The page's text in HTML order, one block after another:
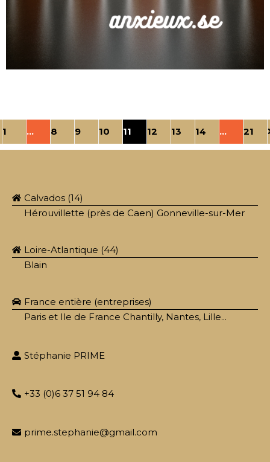
1 … 8 9 10 11 12 13 14 … 21
Calvados (14)
Hérouvillette (près de Caen) Gonneville-sur-Mer
Loire-Atlantique (44)
Blain
France entière (entreprises)
Paris et Ile de France Chantilly, Nantes, Lille...
Stéphanie PRIME
+33 (0)6 37 51 94 84
prime.stephanie@gmail.com